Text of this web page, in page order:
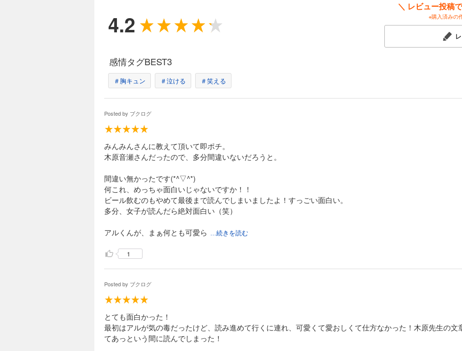
4.2
＼ レビュー投稿
※購入済みの
感情タグBEST3
＃胸キュン ＃泣ける ＃笑える
Posted by ブクログ
みんみんさんに教えて頂いて即ポチ。
木原音瀬さんだったので、多分間違いないだろうと。
間違い無かったです(*^▽^*)
何これ、めっちゃ面白いじゃないですか！！
ビール飲むのもやめて最後まで読んでしまいましたよ！すっごい面白い。
多分、女子が読んだら絶対面白い（笑）
アルくんが、まぁ何とも可愛ら ...続きを読む
1
Posted by ブクログ
とても面白かった！
最初はアルが気の毒だったけど、読み進めて行くに連れ、可愛くて愛おしくて仕方なかった！木原先生の文
てあっという間に読んでしまった！